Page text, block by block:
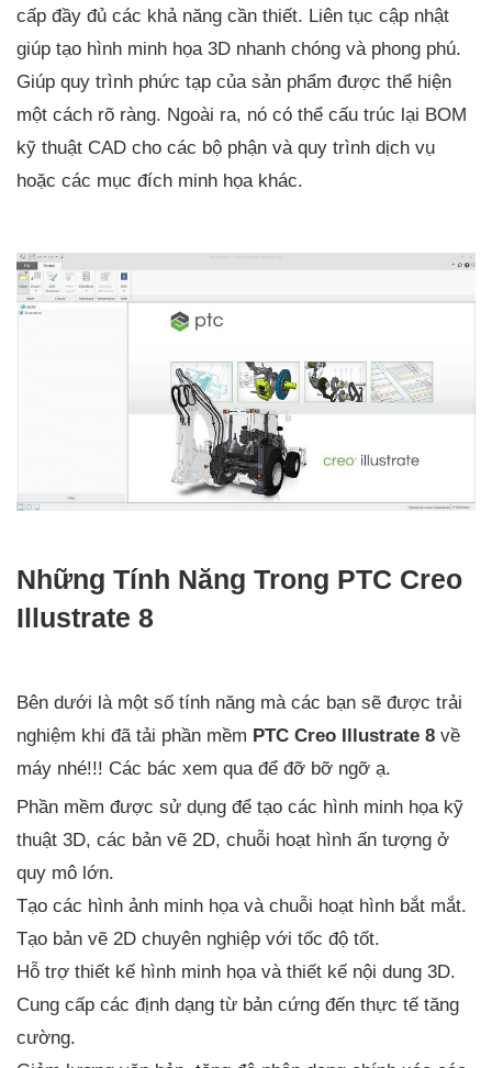
cấp đầy đủ các khả năng cần thiết. Liên tục cập nhật
giúp tạo hình minh họa 3D nhanh chóng và phong phú.
Giúp quy trình phức tạp của sản phẩm được thể hiện
một cách rõ ràng. Ngoài ra, nó có thể cấu trúc lại BOM
kỹ thuật CAD cho các bộ phận và quy trình dịch vụ
hoặc các mục đích minh họa khác.
Những Tính Năng Trong PTC Creo
Illustrate 8
Bên dưới là một số tính năng mà các bạn sẽ được trải
nghiệm khi đã tải phần mềm PTC Creo Illustrate 8 về
máy nhé!!! Các bác xem qua để đỡ bỡ ngỡ ạ.
Phần mềm được sử dụng để tạo các hình minh họa kỹ
thuật 3D, các bản vẽ 2D, chuỗi hoạt hình ấn tượng ở
quy mô lớn.
Tạo các hình ảnh minh họa và chuỗi hoạt hình bắt mắt.
Tạo bản vẽ 2D chuyên nghiệp với tốc độ tốt.
Hỗ trợ thiết kế hình minh họa và thiết kế nội dung 3D.
Cung cấp các định dạng từ bản cứng đến thực tế tăng
cường.